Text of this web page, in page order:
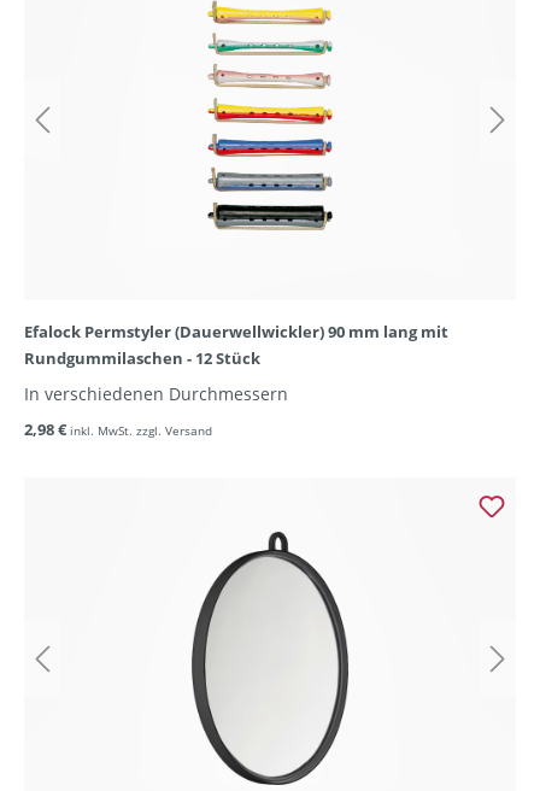
Efalock Permstyler (Dauerwellwickler) 90 mm lang mit
Rundgummilaschen - 12 Stück
In verschiedenen Durchmessern
2,98 € inkl. MwSt. zzgl. Versand